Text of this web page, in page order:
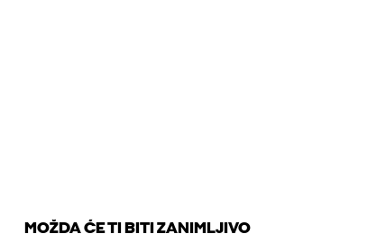
MOŽDA ĆE TI BITI ZANIMLJIVO